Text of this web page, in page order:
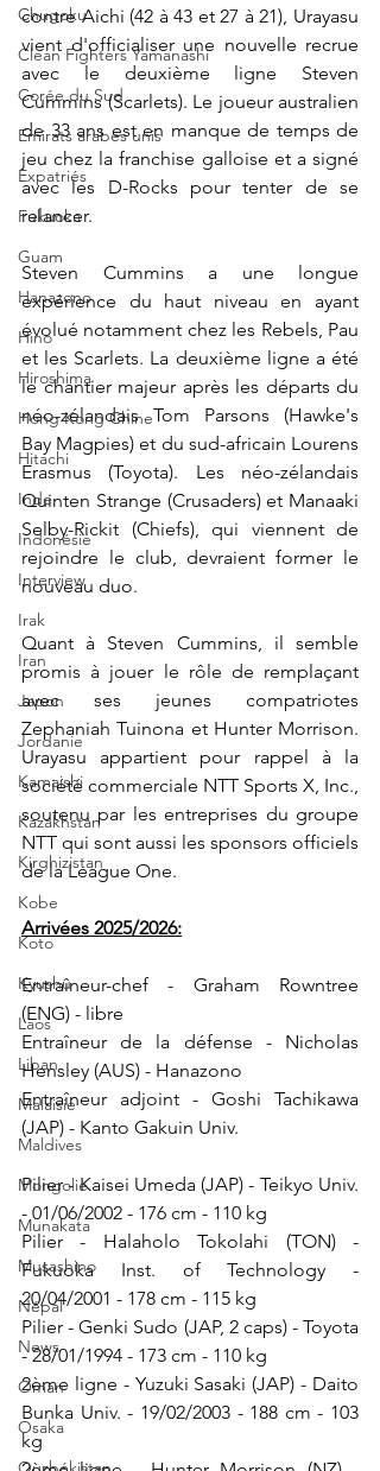
Chugoku
Clean Fighters Yamanashi
Corée du Sud
Emirats arabes unis
Expatriés
Fukuoka
Guam
Hanazono
Hino
Hiroshima
Hong Kong Chine
Hitachi
Inde
Indonésie
Interview
Irak
Iran
Japon
Jordanie
Kamaishi
Kazakhstan
Kirghizistan
Kobe
Koto
Kyushu
Laos
Liban
Malaisie
Maldives
Mongolie
Munakata
Musashino
Népal
News
Oman
Osaka
contre Aichi (42 à 43 et 27 à 21), Urayasu
vient d'officialiser une nouvelle recrue
avec le deuxième ligne Steven
Cummins (Scarlets). Le joueur australien
de 33 ans est en manque de temps de
jeu chez la franchise galloise et a signé
avec les D-Rocks pour tenter de se
relancer.
Steven Cummins a une longue
expérience du haut niveau en ayant
évolué notamment chez les Rebels, Pau
et les Scarlets. La deuxième ligne a été
le chantier majeur après les départs du
néo-zélandais Tom Parsons (Hawke's
Bay Magpies) et du sud-africain Lourens
Erasmus (Toyota). Les néo-zélandais
Quinten Strange (Crusaders) et Manaaki
Selby-Rickit (Chiefs), qui viennent de
rejoindre le club, devraient former le
nouveau duo.
Quant à Steven Cummins, il semble
promis à jouer le rôle de remplaçant
Zephaniah Tuinona et Hunter Morrison.
Urayasu appartient pour rappel à la
société commerciale NTT Sports X, Inc.,
soutenu par les entreprises du groupe
NTT qui sont aussi les sponsors officiels
de la League One.
Arrivées 2025/2026:
Entraîneur-chef - Graham Rowntree
(ENG) - libre
Entraîneur de la défense - Nicholas
Hensley (AUS) - Hanazono
Entraîneur adjoint - Goshi Tachikawa
(JAP) - Kanto Gakuin Univ.
Pilier - Kaisei Umeda (JAP) - Teikyo Univ.
- 01/06/2002 - 176 cm - 110 kg
Pilier - Halaholo Tokolahi (TON) -
Fukuoka Inst. of Technology -
20/04/2001 - 178 cm - 115 kg
Pilier - Genki Sudo (JAP, 2 caps) - Toyota
- 28/01/1994 - 173 cm - 110 kg
2ème ligne - Yuzuki Sasaki (JAP) - Daito
Bunka Univ. - 19/02/2003 - 188 cm - 103
kg